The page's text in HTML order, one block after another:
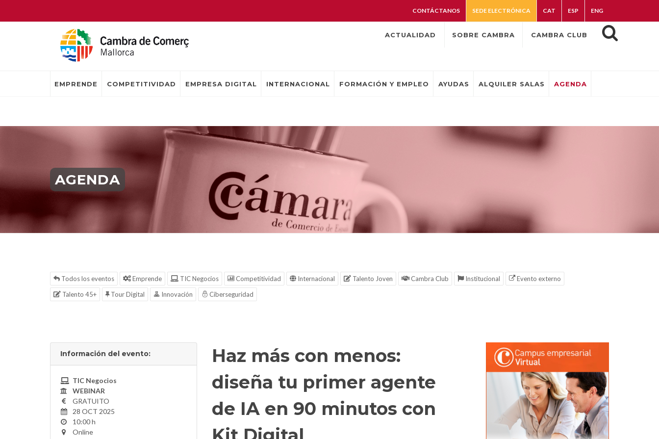
CONTÁCTANOS SEDE ELECTRÓNICA CAT ESP ENG
ACTUALIDAD SOBRE CAMBRA CAMBRA CLUB
EMPRENDE COMPETITIVIDAD EMPRESA DIGITAL INTERNACIONAL FORMACIÓN Y EMPLEO AYUDAS ALQUILER SALAS AGENDA
AGENDA
Todos los eventos Emprende TIC Negocios Competitividad Internacional Talento Joven Cambra Club Institucional
Evento externo
Talento 45+
Tour Digital Innovación Ciberseguridad
Información del evento:
TIC Negocios
WEBINAR
GRATUITO
28 OCT 2025
10:00 h
Online
Haz más con menos:
diseña tu primer agente
de IA en 90 minutos con